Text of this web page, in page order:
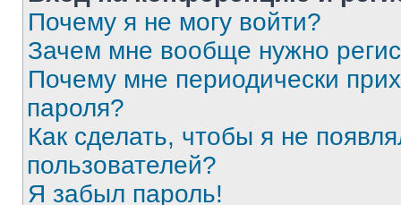
Почему я не могу войти?
Зачем мне вообще нужно
Почему мне периодически
пароля?
Как сделать, чтобы я не
пользователей?
Я забыл пароль!